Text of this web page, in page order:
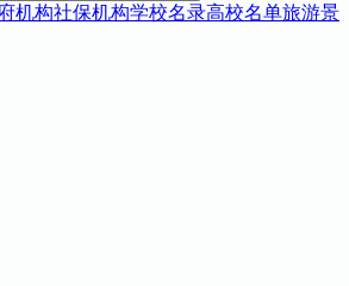
机构社保机构学校名录高校名单旅游景